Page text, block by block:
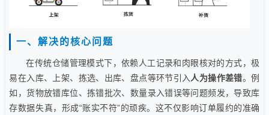
一、解决的核心问题
在传统仓储管理模式下，依赖人工记录和肉眼核对的方式，极
易在入库、上架、拣选、出库、盘点等环节引入 人为操作差错。例
如，货物放错库位、拣错批次、数量录入错误等问题频发，导致库
存数据失真，形成“账实不符”的顽疾。这不仅影响订单履约的准确